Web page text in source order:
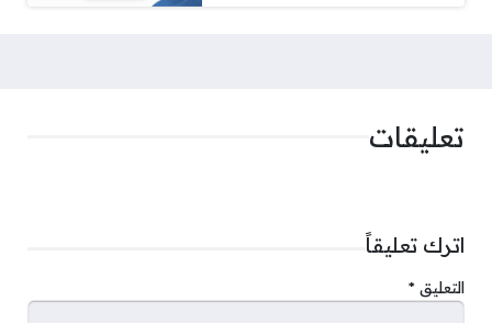
تعليقات
اترك تعليقاً
التعليق *